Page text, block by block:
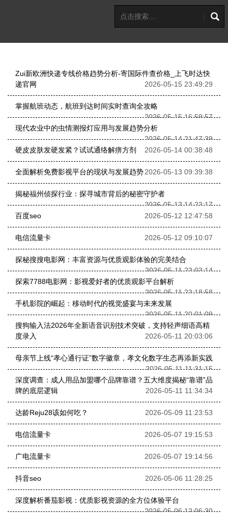
Zui新欧洲快递专线价格趋势分析-寄国际件查价格_上飞时达快
递官网
2026-05-15 23:49:29
掌握航班动态，航班到达时间实时查询全攻略
2026-05-15 16:59:57
现代农业中的虫情测报灯应用与发展趋势分析
2026-05-14 21:47:39
硬皮皮肤发硬发紧？试试通络解痹方剂
2026-05-14 00:38:48
全面解析免费影视平台的现状与发展趋势2026-05-13 09:39:38
揭秘福州侦探行业：探寻城市背后的秘密守护者
2026-05-12 14:23:17
百度seo
2026-05-12 12:47:58
电信流量卡 2026-05-12 09:10:07
探秘搜搜电影网：丰富资源与优质观影体验的完美结合
2026-05-11 23:03:14
探索7788电影网：影视爱好者的优质观影平台解析
2026-05-11 23:18:58
手机影院的崛起：移动时代的视觉盛宴与未来发展
2026-05-11 20:01:09
搜狗输入法2026年全新语音识别技术突破，支持轻声细语高精
度录入
2026-05-11 20:03:06
母亲节上线“孝心通行证”数字徽章，孝文化数字生态再添新实践
2026-05-11 11:31:15
深度调查：成人用品加盟哪个品牌靠谱？五大维度揭秘“靠谱”品
牌的底层逻辑
2026-05-11 11:34:34
达龄Reju28该如何吃？ 2026-05-09 11:23:53
电信流量卡 2026-05-07 19:15:53
广电流量卡 2026-05-07 19:14:56
抖音seo 2026-05-06 11:28:25
深度解析番茄影视：优质影视资源的全方位体验平台
2026-05-06 12:06:30